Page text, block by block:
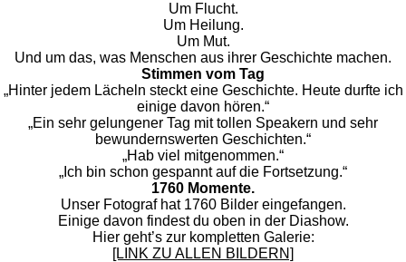
Um Flucht.
Um Heilung.
Um Mut.
Und um das, was Menschen aus ihrer Geschichte machen.
Stimmen vom Tag
„Hinter jedem Lächeln steckt eine Geschichte. Heute durfte ich
einige davon hören.“
„Ein sehr gelungener Tag mit tollen Speakern und sehr
bewundernswerten Geschichten.“
„Hab viel mitgenommen.“
„Ich bin schon gespannt auf die Fortsetzung.“
1760 Momente.
Unser Fotograf hat 1760 Bilder eingefangen.
Einige davon findest du oben in der Diashow.
Hier geht’s zur kompletten Galerie:
[LINK ZU ALLEN BILDERN]